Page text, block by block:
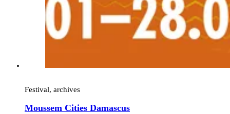
Festival, archives
Moussem Cities Damascus